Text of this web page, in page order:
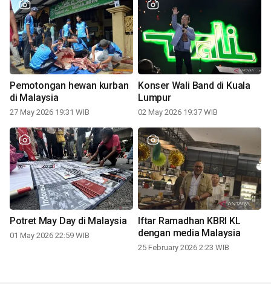
Pemotongan hewan kurban
di Malaysia
27 May 2026 19:31 WIB
Konser Wali Band di Kuala
Lumpur
02 May 2026 19:37 WIB
Potret May Day di Malaysia
01 May 2026 22:59 WIB
Iftar Ramadhan KBRI KL
dengan media Malaysia
25 February 2026 2:23 WIB